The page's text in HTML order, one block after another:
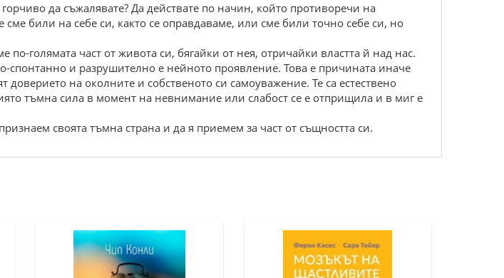
да съжалявате? Да действате по начин, който противоречи на
били на себе си, както се оправдаваме, или сме били точно себе си, но
голямата част от живота си, бягайки от нея, отричайки властта й над нас.
спонтанно и разрушително е нейното проявление. Това е причината иначе
доверието на околните и собственото си самоуважение. Те са естествено
тъмна сила в момент на невнимание или слабост се е отприщила и в миг е
своята тъмна страна и да я приемем за част от същността си.